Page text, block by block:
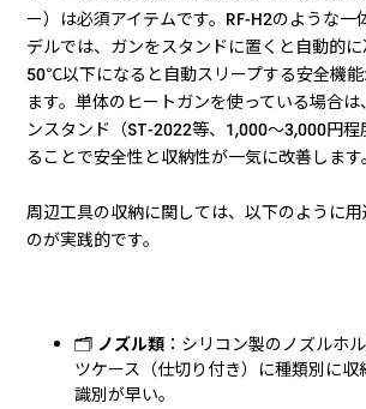
ー）は必須アイテムです。RF-H2のような一
デルでは、ガンをスタンドに置くと自動的
50℃以下になると自動スリープする安全機
ます。単体のヒートガンを使っている場合
ンスタンド（ST-2022等、1,000〜3,000円
ることで安全性と収納性が一気に改善します。
周辺工具の収納に関しては、以下のように
のが実践的です。
🗂️ ノズル類 ：シリコン製のノズルホ
ツケース（仕切り付き）に種類別に収
識別が早い。